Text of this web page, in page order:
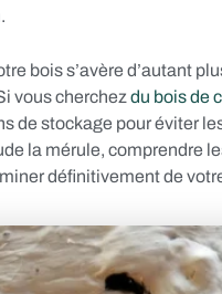
bois s’avère d’autant
vous cherchezdu bois de
de stockage pour éviter
la mérule, comprendre
définitivement de